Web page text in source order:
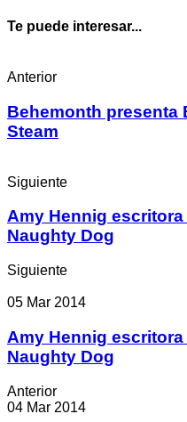
Te puede interesar...
Anterior
Behemonth presenta
Steam
Siguiente
Amy Hennig
Naughty Dog
Siguiente
05 Mar 2014
Amy Hennig
Naughty Dog
Anterior
04 Mar 2014